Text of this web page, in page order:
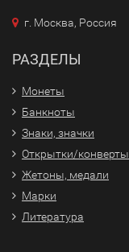
г. Москва, Россия
РАЗДЕЛЫ
Монеты
Банкноты
Знаки, значки
Открытки/конверты
Жетоны, медали
Марки
Литература